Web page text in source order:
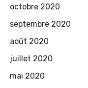
octobre 2020
septembre 2020
août 2020
juillet 2020
mai 2020